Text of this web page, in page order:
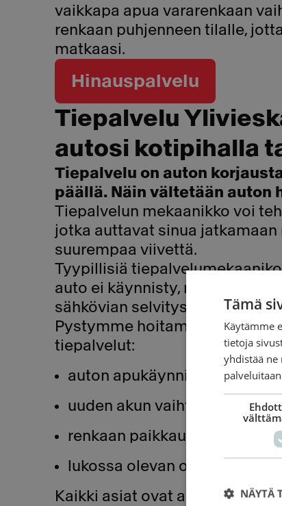
vaikkapa apua vararenkaan
renkaan puhjenneen tilalle,
matkaasi.
Hinauspalvelu
Tiepalvelu
autosi kotipihalla
Tiepalvelu on auton
päällä. Näin vältetään auton
Tiepalvelun mekaanikko voi
jotka auttavat sinua jatkamaan
suurempaa viivettä.
Tyypillisiä
auto ei käynnisty, rengasrikko,
sähkövian selvitys.
Pystymme hoitamaan muun
tiepalvelut:
auton apukäynnistys
uuden akun vaihto
renkaan paikkaus
lukossa olevan oven
Kaikki asiat ovat
Tämä
Käytämme
tietoja
yhdistää
NÄYTÄ